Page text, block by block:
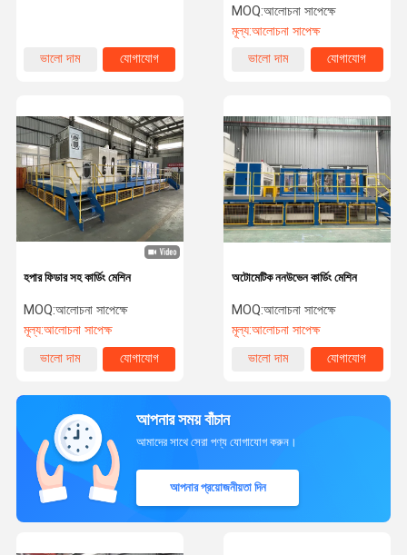
ভালো দাম যোগাযোগ
MOQ:আলোচনা সাপেক্ষে
মূল্য:আলোচনা সাপেক্ষ
ভালো দাম
যোগাযোগ
হপার ফিডার সহ কার্ডিং মেশিন
MOQ:আলোচনা সাপেক্ষে
মূল্য:আলোচনা সাপেক্ষ
ভালো দাম
যোগাযোগ
অটোমেটিক ননউভেন কার্ডিং মেশিন
MOQ:আলোচনা সাপেক্ষে
মূল্য:আলোচনা সাপেক্ষ
ভালো দাম
যোগাযোগ
আপনার সময় বাঁচান
আমাদের সাথে সেরা পণ্য যোগাযোগ করুন।
আপনার প্রয়োজনীয়তা দিন